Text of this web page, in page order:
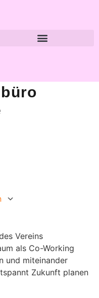
Vereins
als Co-Working
und miteinander
Zukunft planen